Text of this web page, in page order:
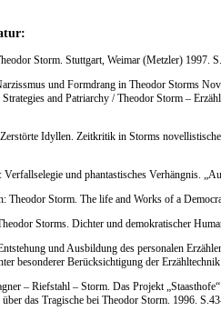
Storm. Stuttgart, Weimar (Metzler) 1997.
und Formdrang in Theodor Storms
and Patriarchy / Theodor Storm –
Idyllen. Zeitkritik in Storms
und phantastisches Verhängnis.
Theodor Storm. The life and Works of a
Storms. Dichter und demokratischer
und Ausbildung des personalen
besonderer Berücksichtigung der
– Riefstahl – Storm. Das Projekt
das Tragische bei Theodor Storm. 1996.